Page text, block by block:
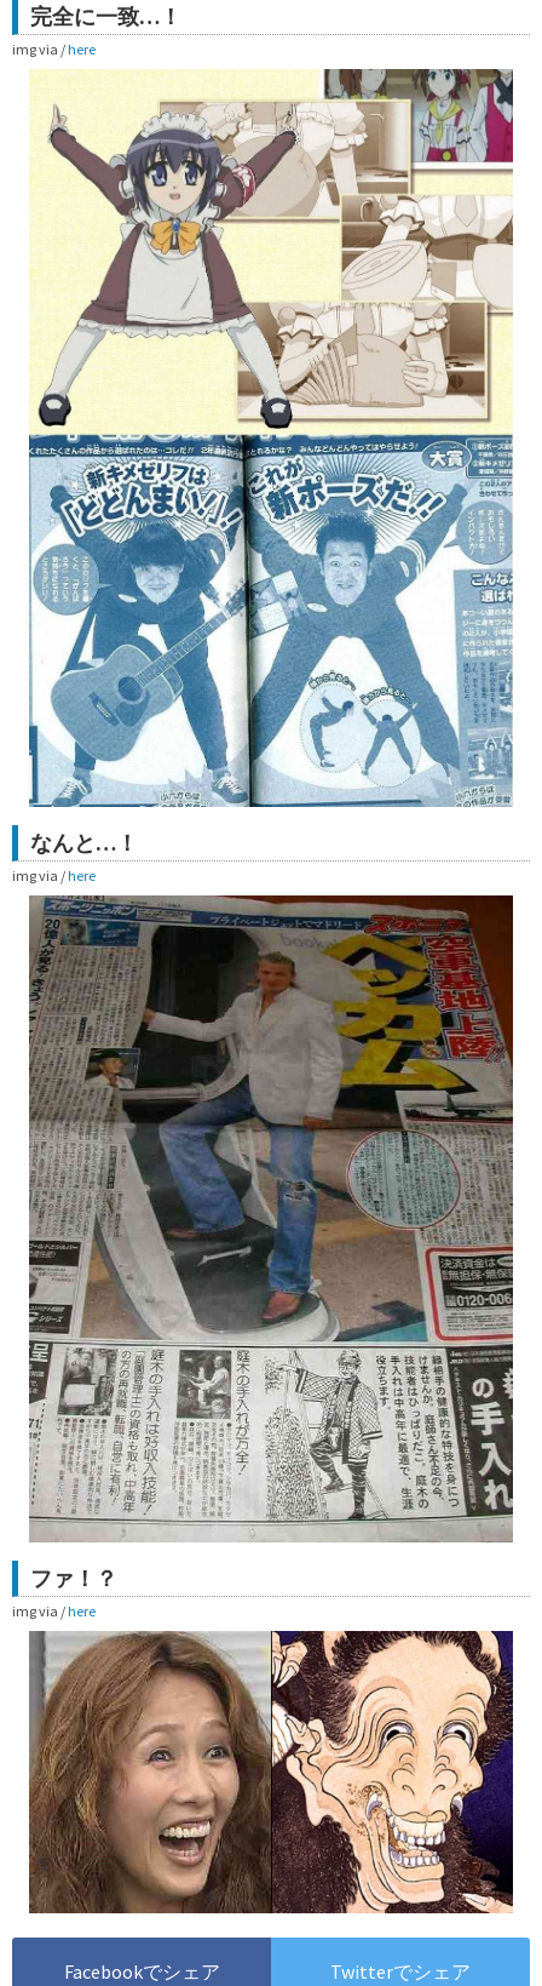
完全に一致…！
img via / here
なんと…！
img via / here
ファ！？
img via / here
Facebookでシェア Twitterでシェア